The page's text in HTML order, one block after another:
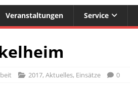
Veranstaltungen Service
2017, Aktuelles, Einsätze 0